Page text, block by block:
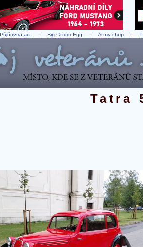
Půjčovna aut | Big Green Egg | Army shop |
Tatra